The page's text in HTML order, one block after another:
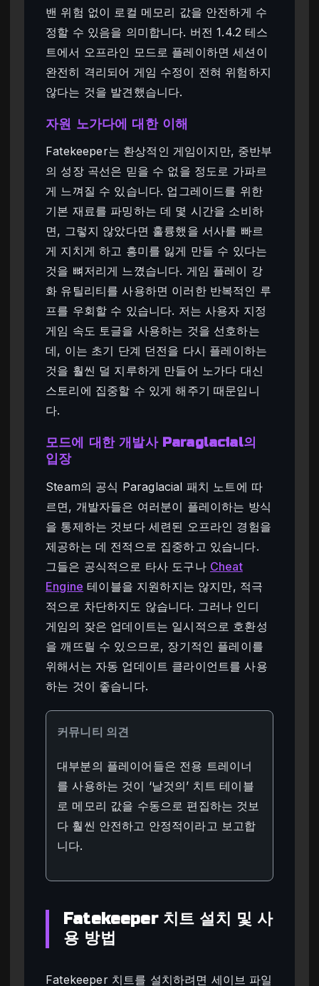
밴 위험 없이 로컬 메모리 값을 안전하게 수
정할 수 있음을 의미합니다. 버전 1.4.2 테스
트에서 오프라인 모드로 플레이하면 세션이
완전히 격리되어 게임 수정이 전혀 위험하지
않다는 것을 발견했습니다.
자원 노가다에 대한 이해
Fatekeeper는 환상적인 게임이지만, 중반부
의 성장 곡선은 믿을 수 없을 정도로 가파르
게 느껴질 수 있습니다. 업그레이드를 위한
기본 재료를 파밍하는 데 몇 시간을 소비하
면, 그렇지 않았다면 훌륭했을 서사를 빠르
게 지치게 하고 흥미를 잃게 만들 수 있다는
것을 뼈저리게 느꼈습니다. 게임 플레이 강
화 유틸리티를 사용하면 이러한 반복적인 루
프를 우회할 수 있습니다. 저는 사용자 지정
게임 속도 토글을 사용하는 것을 선호하는
데, 이는 초기 단계 던전을 다시 플레이하는
것을 훨씬 덜 지루하게 만들어 노가다 대신
스토리에 집중할 수 있게 해주기 때문입니
다.
모드에 대한 개발사 Paraglacial의
입장
Steam의 공식 Paraglacial 패치 노트에 따
르면, 개발자들은 여러분이 플레이하는 방식
을 통제하는 것보다 세련된 오프라인 경험을
제공하는 데 전적으로 집중하고 있습니다.
그들은 공식적으로 타사 도구나 Cheat
Engine 테이블을 지원하지는 않지만, 적극
적으로 차단하지도 않습니다. 그러나 인디
게임의 잦은 업데이트는 일시적으로 호환성
을 깨뜨릴 수 있으므로, 장기적인 플레이를
위해서는 자동 업데이트 클라이언트를 사용
하는 것이 좋습니다.
커뮤니티 의견
대부분의 플레이어들은 전용 트레이너
를 사용하는 것이 ‘날것의’ 치트 테이블
로 메모리 값을 수동으로 편집하는 것보
다 훨씬 안전하고 안정적이라고 보고합
니다.
Fatekeeper 치트 설치 및 사
용 방법
Fatekeeper 치트를 설치하려면 세이브 파일